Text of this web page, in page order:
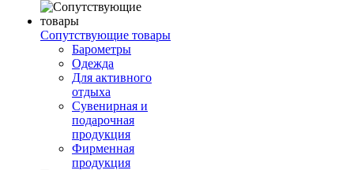
Сопутствующие товары
Барометры
Одежда
Для активного
отдыха
Сувенирная и
подарочная
продукция
Фирменная
продукция